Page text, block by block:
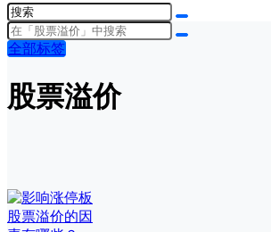
全部标签
股票溢价